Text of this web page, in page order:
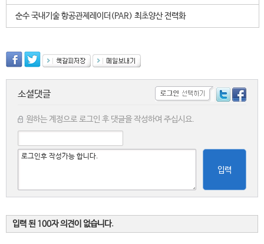
순수 국내기술 항공관제레이더(PAR) 최초양산 전력화
소셜댓글
원하는 계정으로 로그인 후 댓글을 작성하여 주십시요.
입력
입력 된 100자 의견이 없습니다.